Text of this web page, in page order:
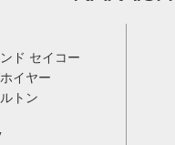
ンド セイコー
イヤー
トン